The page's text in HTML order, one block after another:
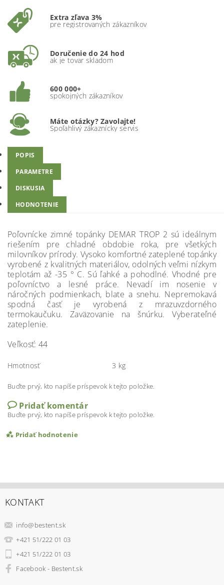
Extra zľava 3%
pre registrovaných zákazníkov
Doručenie do 24 hod
ak je tovar skladom
600 000+
spokojných zákazníkov
Máte otázky? Zavolajte!
Spoľahlivý zákaznícky servis
POPIS
PARAMETRE
DISKUSIA
HODNOTENIE
Poľovnícke zimné topánky DEMAR TROP 2 sú ideálnym
riešením pre chladné obdobie roka, pre všetkých
milovníkov prírody. Vysoko komfortné zateplené topánky
vyrobené z kvalitných materiálov, odolných veľmi nízkym
teplotám až -35 ° C. Sú ľahké a pohodlné. Vhodné pre
poľovníctvo a lesné práce. Nevadí im nosenie v
náročných podmienkach, blate a snehu. Nepremokavá
spodná časť je vyrobená z mrazuvzdorného
termokaučuku. Zaväzovanie na šnúrku. Vyberateľné
zateplenie.
Veľkosť: 44
Hmotnosť 3 kg
Buďte prvý, kto napíše príspevok k tejto položke.
Pridať komentár
Buďte prvý, kto napíše príspevok k tejto položke.
Pridať hodnotenie
KONTAKT
info@bestent.sk
+421 51/222 01 03
+421 51/222 01 03
Facebook - Bestent.sk